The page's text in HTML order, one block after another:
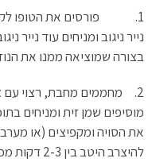
1. פורסים את הטופו
נייר ניגוב ומניחים עוד נייר
בצורה שמוציאה ממנו את
2. מחממים מחבת, רצוי עם
מוסיפים שמן זית ומניחים
את הסויה ומקפיצים (או
להיצרב